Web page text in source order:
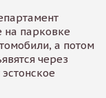
на парковке
а потом
через